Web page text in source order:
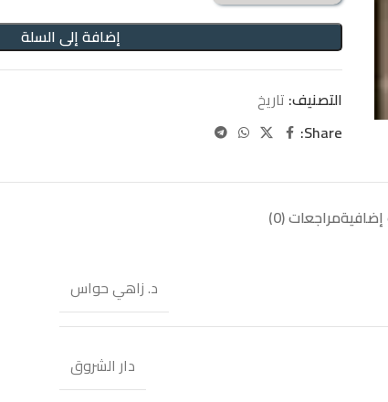
إضافة إلى السلة
التصنيف: تاريخ
Share:
مراجعات (0)
د. زاهي حواس
دار الشروق